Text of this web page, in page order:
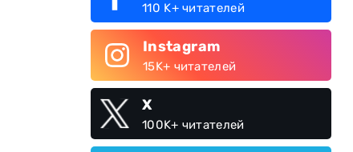
110 K+ читателей
Instagram
15K+ читателей
X
100K+ читателей